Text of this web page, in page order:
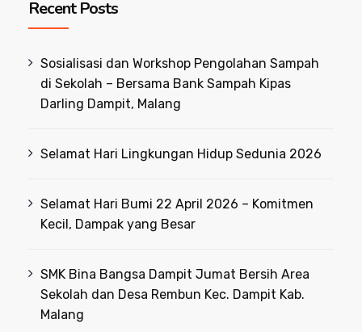
Recent Posts
Sosialisasi dan Workshop Pengolahan Sampah
di Sekolah – Bersama Bank Sampah Kipas
Darling Dampit, Malang
Selamat Hari Lingkungan Hidup Sedunia 2026
Selamat Hari Bumi 22 April 2026 – Komitmen
Kecil, Dampak yang Besar
SMK Bina Bangsa Dampit Jumat Bersih Area
Sekolah dan Desa Rembun Kec. Dampit Kab.
Malang